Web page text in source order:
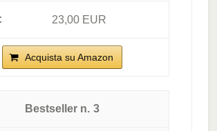
23,00 EUR
Acquista su Amazon
3